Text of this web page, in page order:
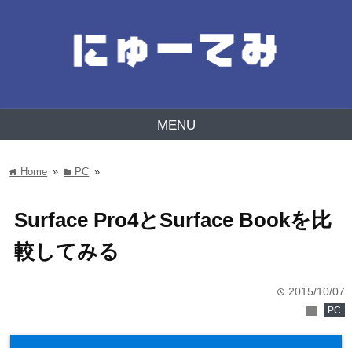
MENU
home Home » folder PC »
Surface Pro4とSurface Bookを比
較してみる
time 2015/10/07
folder PC